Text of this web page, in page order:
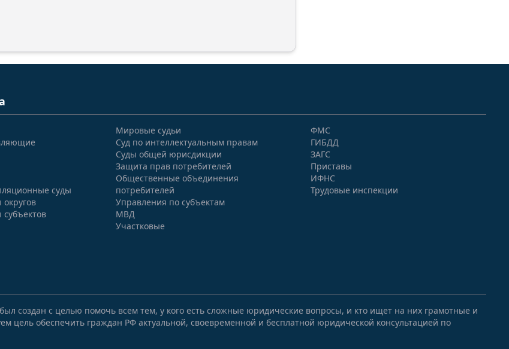
суды
Мировые судьи
Суд по интеллектуальным правам
Суды общей юрисдикции
Защита прав потребителей
Общественные объединения
потребителей
Управления по субъектам
МВД
Участковые
ФМС
ГИБДД
ЗАГС
Приставы
ИФНС
Трудовые инспекции
создан с целью помочь всем тем, у кого есть сложные юридические вопросы, и кто ищет на них грамотные и
цель обеспечить граждан РФ актуальной, своевременной и бесплатной юридической консультацией по